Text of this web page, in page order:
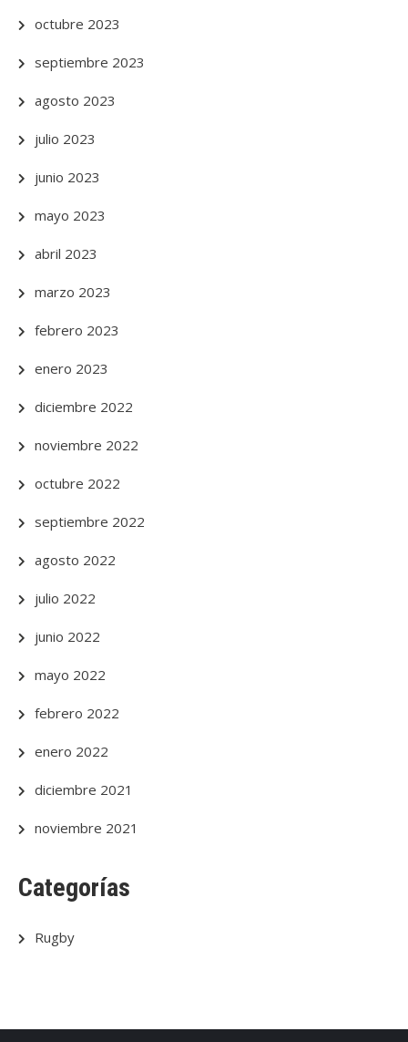
octubre 2023
septiembre 2023
agosto 2023
julio 2023
junio 2023
mayo 2023
abril 2023
marzo 2023
febrero 2023
enero 2023
diciembre 2022
noviembre 2022
octubre 2022
septiembre 2022
agosto 2022
julio 2022
junio 2022
mayo 2022
febrero 2022
enero 2022
diciembre 2021
noviembre 2021
Categorías
Rugby